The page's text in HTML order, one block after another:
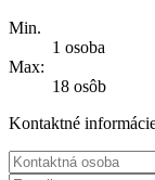
Min.
1 osoba
Max:
18 osôb
Kontaktné